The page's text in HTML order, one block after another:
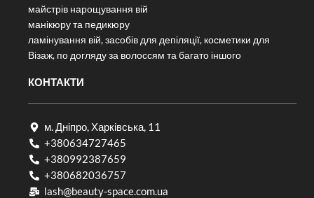
майстрів нарощування вій
манікюру та педикюру
ламінування вій, засобів для депіляції, косметики для
Візаж, по догляду за волоссям та багато іншого
КОНТАКТИ
м. Дніпро, Харківська, 11
+380634727465
+380992387659
+380682036757​
lash@beauty-space.com.ua